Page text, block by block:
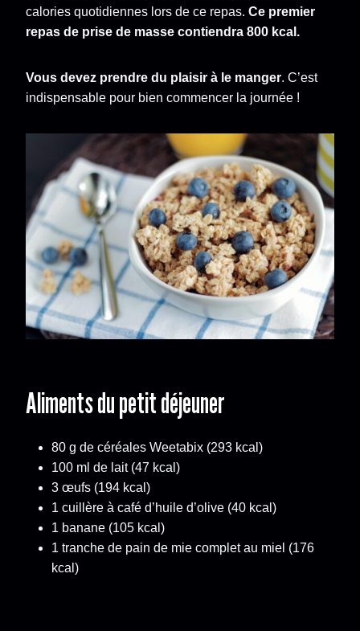
calories quotidiennes lors de ce repas. Ce premier
repas de prise de masse contiendra 800 kcal.
Vous devez prendre du plaisir à le manger. C’est
indispensable pour bien commencer la journée !
Aliments du petit déjeuner
80 g de céréales Weetabix (293 kcal)
100 ml de lait (47 kcal)
3 œufs (194 kcal)
1 cuillère à café d’huile d’olive (40 kcal)
1 banane (105 kcal)
1 tranche de pain de mie complet au miel (176
kcal)